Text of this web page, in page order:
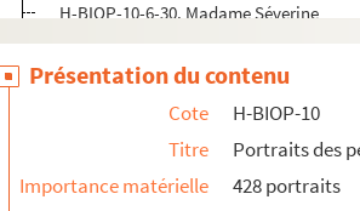
H-BIOP-10-6-30. Madame Séverine
H-BIOP-10-6-31. Madame Séverine
H-BIOP-10-6-32. Madame Séverine
H-BIOP-10-6-33. Madame Séverine
H-BIOP-10-6-34. Madame de Sévigné
H-BIOP-10-6-35. Madame de Sévigné
Présentation du contenu
Cote
H-BIOP-10
Titre
Portraits des
Importance matérielle
428 portraits